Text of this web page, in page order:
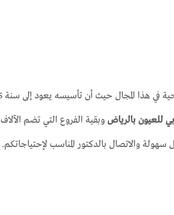
المجال حيث أن تأسيسه يعود إلى سنة 1955 وكان
للعيون بالرياض وبقية الفروع التي تضم
سهولة والاتصال بالدكتور المناسب لإحتياجاتكم.